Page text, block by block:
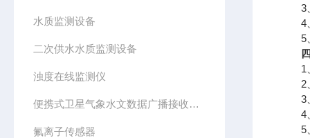
水质监测设备
二次供水水质监测设备
浊度在线监测仪
便携式卫星气象水文数据广播接收设备
氟离子传感器
3、
4、
5、
1、
2、
3、
4、
5、